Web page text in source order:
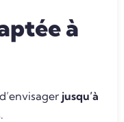
à
jusqu’à